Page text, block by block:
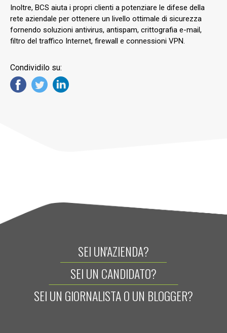
Inoltre, BCS aiuta i propri clienti a potenziare le difese della
rete aziendale per ottenere un livello ottimale di sicurezza
fornendo soluzioni antivirus, antispam, crittografia e-mail,
filtro del traffico Internet, firewall e connessioni VPN.
Condividilo su:
SEI UN'AZIENDA?
SEI UN CANDIDATO?
SEI UN GIORNALISTA O UN BLOGGER?